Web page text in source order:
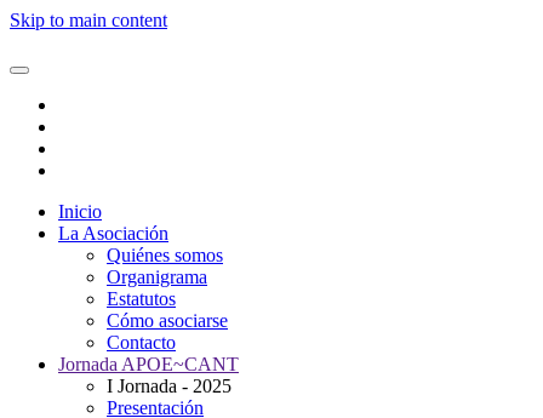
Skip to main content
Inicio
La Asociación
Quiénes somos
Organigrama
Estatutos
Cómo asociarse
Contacto
Jornada APOE~CANT
I Jornada - 2025
Presentación